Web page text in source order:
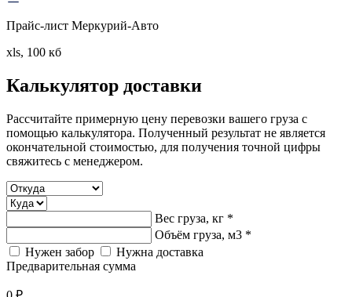
Прайс-лист Меркурий-Авто
xls, 100 кб
Калькулятор доставки
Рассчитайте примерную цену перевозки вашего груза с
помощью калькулятора. Полученный результат не является
окончательной стоимостью, для получения точной цифры
свяжитесь с менеджером.
Вес груза, кг *
Объём груза, м3 *
Нужен забор
Нужна доставка
Предварительная сумма